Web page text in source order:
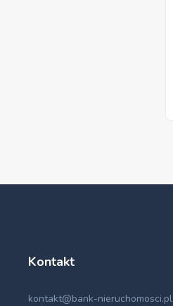
Kontakt
kontakt@bank-nieruchomosci.pl